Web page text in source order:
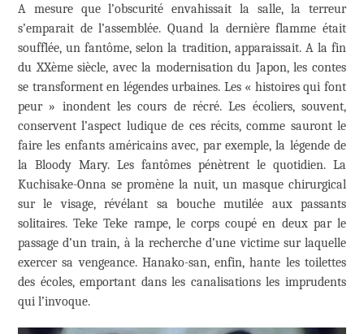
A mesure que l’obscurité envahissait la salle, la terreur
s’emparait de l’assemblée. Quand la dernière flamme était
soufflée, un fantôme, selon la tradition, apparaissait. A la fin
du XXème siècle, avec la modernisation du Japon, les contes
se transforment en légendes urbaines. Les « histoires qui font
peur » inondent les cours de récré. Les écoliers, souvent,
conservent l’aspect ludique de ces récits, comme sauront le
faire les enfants américains avec, par exemple, la légende de
la Bloody Mary. Les fantômes pénètrent le quotidien. La
Kuchisake-Onna se promène la nuit, un masque chirurgical
sur le visage, révélant sa bouche mutilée aux passants
solitaires. Teke Teke rampe, le corps coupé en deux par le
passage d’un train, à la recherche d’une victime sur laquelle
exercer sa vengeance. Hanako-san, enfin, hante les toilettes
des écoles, emportant dans les canalisations les imprudents
qui l’invoque.